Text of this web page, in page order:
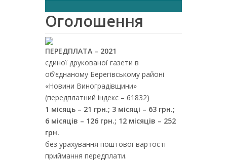
Оголошення
ПЕРЕДПЛАТА – 2021
єдиної друкованої газети в
об’єднаному Берегівському районі
«Новини Виноградівщини»
(передплатний індекс – 61832)
1 місяць – 21 грн.; 3 місяці – 63 грн.;
6 місяців – 126 грн.; 12 місяців – 252
грн.
без урахування поштової вартості
приймання передплати.